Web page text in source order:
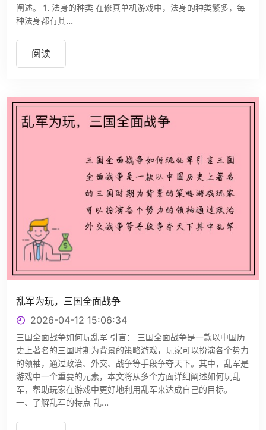
阐述。 1. 法身的种类 在修真单机游戏中，法身的种类繁多，每
种法身都有其...
阅读
乱军为玩，三国全面战争
2026-04-12 15:06:34
三国全面战争如何玩乱军 引言： 三国全面战争是一款以中国历
史上著名的三国时期为背景的策略游戏，玩家可以扮演各个势力
的领袖，通过政治、外交、战争等手段争夺天下。其中，乱军是
游戏中一个重要的元素，本文将从多个方面详细阐述如何玩乱
军，帮助玩家在游戏中更好地利用乱军来达成自己的目标。
一、了解乱军的特点 乱...